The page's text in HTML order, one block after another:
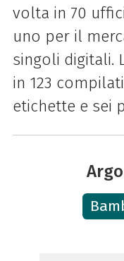
volta in 70
uno per il
singoli digitali.
in 123
etichette e sei